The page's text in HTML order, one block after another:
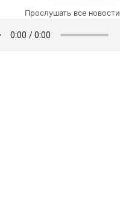
Прослушать все новости